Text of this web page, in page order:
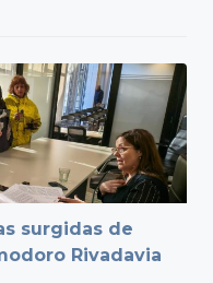
surgidas de
Rivadavia